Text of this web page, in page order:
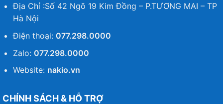
Địa Chỉ :Số 42 Ngõ 19 Kim Đồng – P.TƯƠNG MAI – TP
Hà Nội
Điện thoại: 077.298.0000
Zalo: 077.298.0000
Website: nakio.vn
CHÍNH SÁCH & HỖ TRỢ